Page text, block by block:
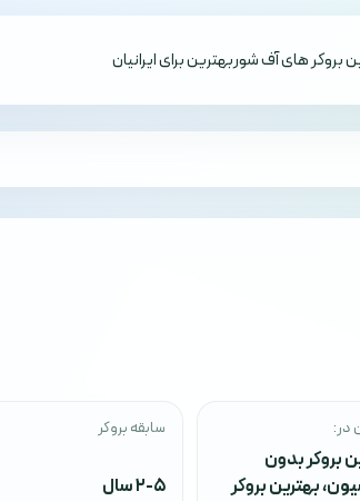
بروکر های آف شوربهترین برای ایرانیان
در:
بروکر بدون
،بهترین بروکر
سابقه بروکر
2-5 سال